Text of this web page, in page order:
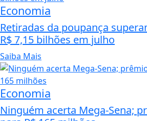
Economia
Retiradas da poupança
R$ 7,15 bilhões em julho
Saiba Mais
Economia
Ninguém acerta Mega-Sena;